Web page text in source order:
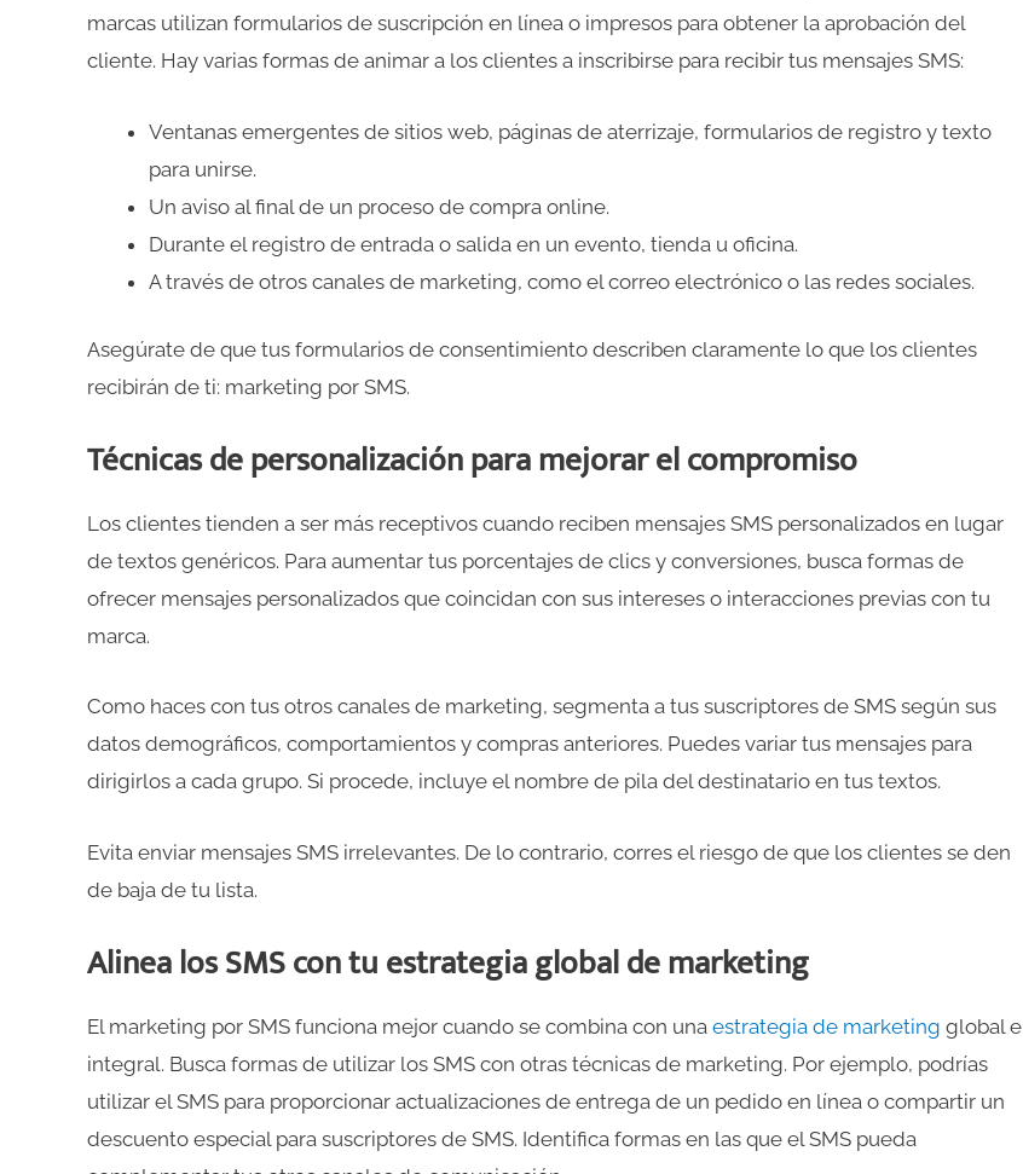
marcas utilizan formularios de suscripción en línea o impresos para obtener la aprobación del
cliente. Hay varias formas de animar a los clientes a inscribirse para recibir tus mensajes SMS:
Ventanas emergentes de sitios web, páginas de aterrizaje, formularios de registro y texto
para unirse.
Un aviso al final de un proceso de compra online.
Durante el registro de entrada o salida en un evento, tienda u oficina.
A través de otros canales de marketing, como el correo electrónico o las redes sociales.
Asegúrate de que tus formularios de consentimiento describen claramente lo que los clientes
recibirán de ti: marketing por SMS.
Técnicas de personalización para mejorar el compromiso
Los clientes tienden a ser más receptivos cuando reciben mensajes SMS personalizados en lugar
de textos genéricos. Para aumentar tus porcentajes de clics y conversiones, busca formas de
ofrecer mensajes personalizados que coincidan con sus intereses o interacciones previas con tu
marca.
Como haces con tus otros canales de marketing, segmenta a tus suscriptores de SMS según sus
datos demográficos, comportamientos y compras anteriores. Puedes variar tus mensajes para
dirigirlos a cada grupo. Si procede, incluye el nombre de pila del destinatario en tus textos.
Evita enviar mensajes SMS irrelevantes. De lo contrario, corres el riesgo de que los clientes se den
de baja de tu lista.
Alinea los SMS con tu estrategia global de marketing
El marketing por SMS funciona mejor cuando se combina con una estrategia de marketing global e
integral. Busca formas de utilizar los SMS con otras técnicas de marketing. Por ejemplo, podrías
utilizar el SMS para proporcionar actualizaciones de entrega de un pedido en línea o compartir un
descuento especial para suscriptores de SMS. Identifica formas en las que el SMS pueda